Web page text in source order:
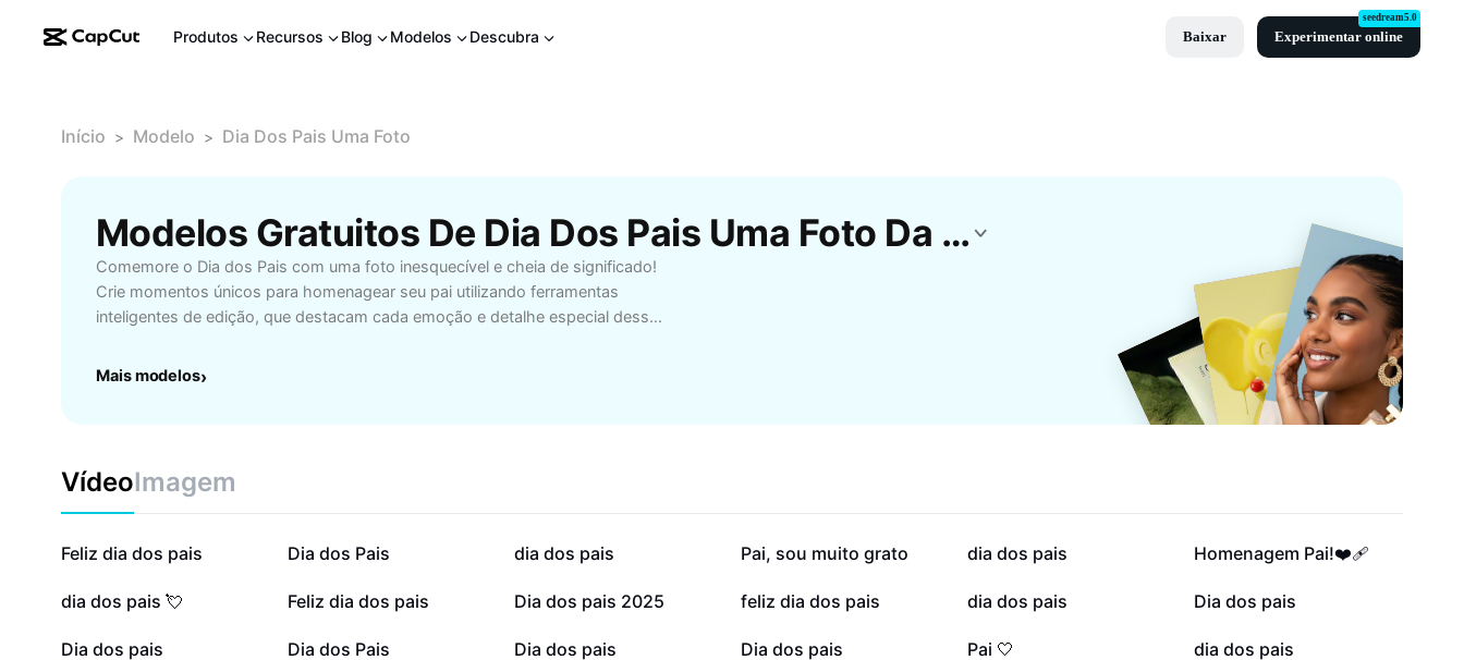
Produtos Recursos Blog Modelos Descubra Baixar Experimentar online
seedream5.0
Início > Modelo > Dia Dos Pais Uma Foto
Modelos Gratuitos De Dia Dos Pais Uma Foto Da CapCut
Comemore o Dia dos Pais com uma foto inesquecível e cheia de significado!
Crie momentos únicos para homenagear seu pai utilizando ferramentas
inteligentes de edição, que destacam cada emoção e detalhe especial dessa
sociais, nossas soluções deixam suas imagens ainda mais profissionais e
praticidade e resultado impecável, nossa plataforma oferece recursos
intuitivos e acessíveis para todos os estilos de celebração. Torne o Dia dos
Pais mais inesquecível com uma foto que conta sua história e traduz todo
seu carinho. Experimente agora e crie a homenagem perfeita. CapCut - AI
Tools: ferramentas que transformam sua homenagem em arte.
Mais modelos›
VídeoImagem
138,5 mil
Feliz dia dos pais 96,2 mil
Dia dos Pais 43,9 mil
dia dos pais 31,4 mil
Pai, sou muito grato 29,9 mil
dia dos pais 23,7 mil
Homenagem Pai!❤️‍🩹
11,6 mil
dia dos pais 💘 9,2 mil
Feliz dia dos pais 8,8 mil
Dia dos pais 2025 6,5 mil
feliz dia dos pais 4,8 mil
dia dos pais 4,8 mil
Dia dos pais
3,9 mil
Dia dos pais 3,3 mil
Dia dos Pais 1,5 mil
Dia dos pais 1,1 mil
Dia dos pais 923
Pai 🤍 584
dia dos pais